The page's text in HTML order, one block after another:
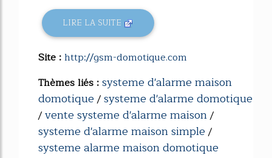
LIRE LA SUITE
Site :http://gsm-domotique.com
Thèmes liés :systeme d'alarme maison
domotique/systeme d'alarme domotique
/vente systeme d'alarme maison/
systeme d'alarme maison simple/
systeme alarme maison domotique